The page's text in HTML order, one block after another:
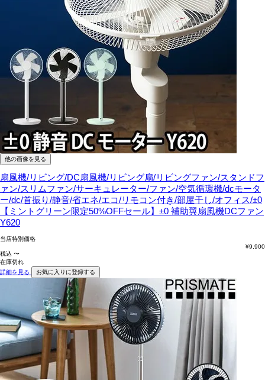
他の画像を見る
扇風機/リビング/DC扇風機/リビング扇/リビングファン/スタンドフ
ァン/スリムファン/サーキュレーター/ファン/空気循環機/dcモータ
ー/dc/首振り/静音/省エネ/エコ/リモコン付き/部屋干し/オフィス/±0
【ミントグリーン限定50%OFFセール】±0 補助翼扇風機DCファン
Y620
当店特別価格
¥9,900
税込 〜
在庫切れ
詳細を見る
お気に入りに登録する